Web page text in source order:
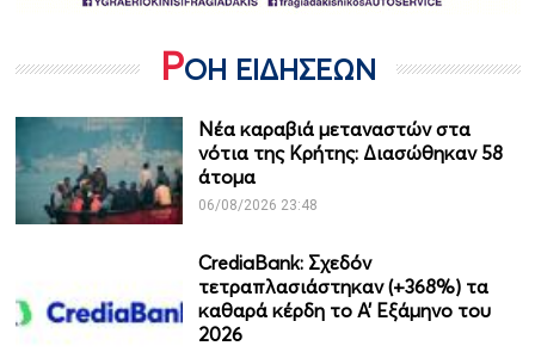
ΡΟΗ ΕΙΔΗΣΕΩΝ
Νέα καραβιά μεταναστών στα
νότια της Κρήτης: Διασώθηκαν 58
άτομα
06/08/2026 23:48
CrediaBank: Σχεδόν
τετραπλασιάστηκαν (+368%) τα
καθαρά κέρδη το Α’ Εξάμηνο του
2026